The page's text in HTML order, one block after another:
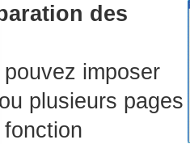
des
imposer
plusieurs pages